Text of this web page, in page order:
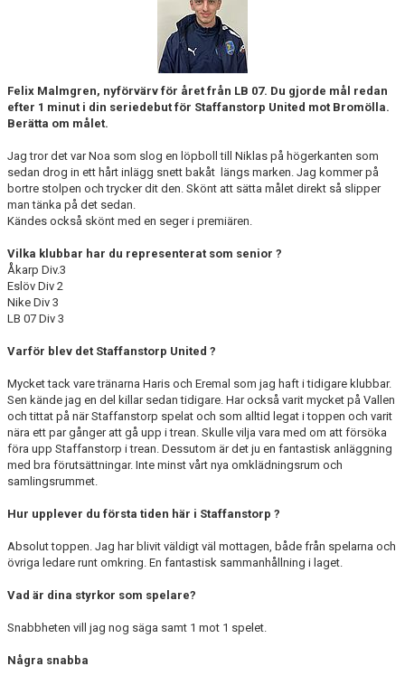
Felix Malmgren, nyförvärv för året från LB 07. Du gjorde mål redan
efter 1 minut i din seriedebut för Staffanstorp United mot Bromölla.
Berätta om målet.
Jag tror det var Noa som slog en löpboll till Niklas på högerkanten som
sedan drog in ett hårt inlägg snett bakåt längs marken. Jag kommer på
bortre stolpen och trycker dit den. Skönt att sätta målet direkt så slipper
man tänka på det sedan.
Kändes också skönt med en seger i premiären.
Vilka klubbar har du representerat som senior ?
Åkarp Div.3
Eslöv Div 2
Nike Div 3
LB 07 Div 3
Varför blev det Staffanstorp United ?
Mycket tack vare tränarna Haris och Eremal som jag haft i tidigare klubbar.
Sen kände jag en del killar sedan tidigare. Har också varit mycket på Vallen
och tittat på när Staffanstorp spelat och som alltid legat i toppen och varit
nära ett par gånger att gå upp i trean. Skulle vilja vara med om att försöka
föra upp Staffanstorp i trean. Dessutom är det ju en fantastisk anläggning
med bra förutsättningar. Inte minst vårt nya omklädningsrum och
samlingsrummet.
Hur upplever du första tiden här i Staffanstorp ?
Absolut toppen. Jag har blivit väldigt väl mottagen, både från spelarna och
övriga ledare runt omkring. En fantastisk sammanhållning i laget.
Vad är dina styrkor som spelare?
Snabbheten vill jag nog säga samt 1 mot 1 spelet.
Några snabba